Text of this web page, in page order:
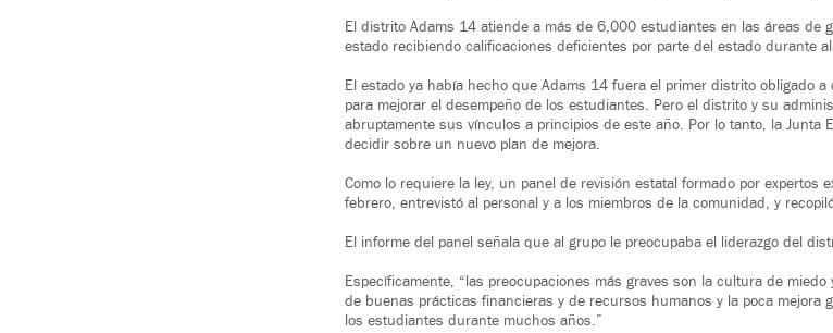
El distrito Adams 14 atiende a más de 6,000 estudiantes en las áreas de
estado recibiendo calificaciones deficientes por parte del estado durante
El estado ya había hecho que Adams 14 fuera el primer distrito obligado
para mejorar el desempeño de los estudiantes. Pero el distrito y su
abruptamente sus vínculos a principios de este año. Por lo tanto, la Junta
decidir sobre un nuevo plan de mejora.
Como lo requiere la ley, un panel de revisión estatal formado por expertos
febrero, entrevistó al personal y a los miembros de la comunidad, y
El informe del panel señala que al grupo le preocupaba el liderazgo del
Específicamente, “las preocupaciones más graves son la cultura de
de buenas prácticas financieras y de recursos humanos y la poca mejora
los estudiantes durante muchos años.”